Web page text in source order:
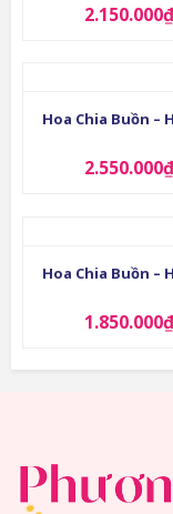
2.150.000₫
Hoa Chia Buồn –
2.550.000₫
Hoa Chia Buồn –
1.850.000₫